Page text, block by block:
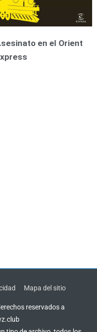
en el Orient
Mapa del sitio
reservados a